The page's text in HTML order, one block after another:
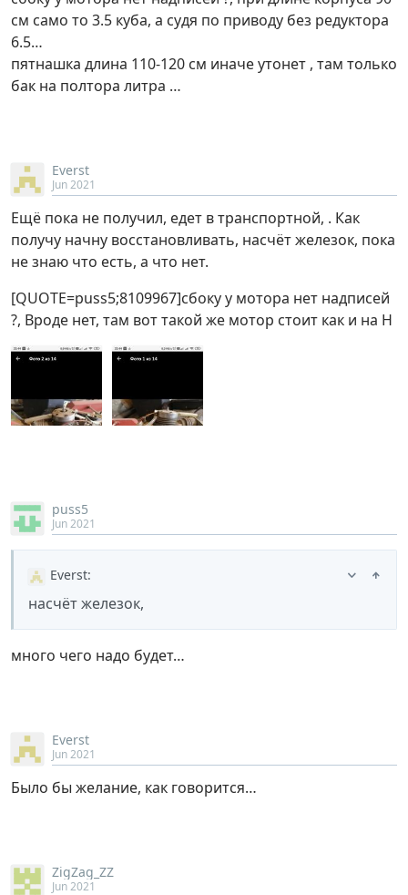
см само то 3.5 куба, а судя по приводу без редуктора
6.5…
пятнашка длина 110-120 см иначе утонет , там только
бак на полтора литра …
Everst
Jun 2021
Ещё пока не получил, едет в транспортной, . Как
получу начну восстановливать, насчёт железок, пока
не знаю что есть, а что нет.
[QUOTE=puss5;8109967]сбоку у мотора нет надписей
?, Вроде нет, там вот такой же мотор стоит как и на Н
puss5
Jun 2021
Everst:
насчёт железок,
много чего надо будет…
Everst
Jun 2021
Было бы желание, как говорится…
ZigZag_ZZ
Jun 2021